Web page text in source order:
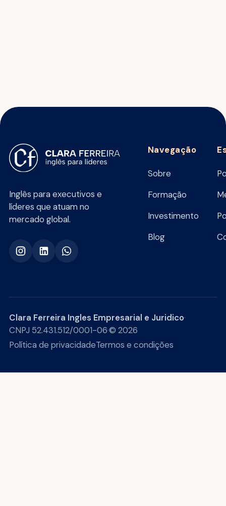
Inglês para executivos e
líderes que atuam no
mercado global.
Navegação
Sobre
Formação
Investimento
Blog
Clara Ferreira Ingles Empresarial e Juridico·
CNPJ 52.431.512/0001-06·© 2026
Política de privacidadeTermos e condições